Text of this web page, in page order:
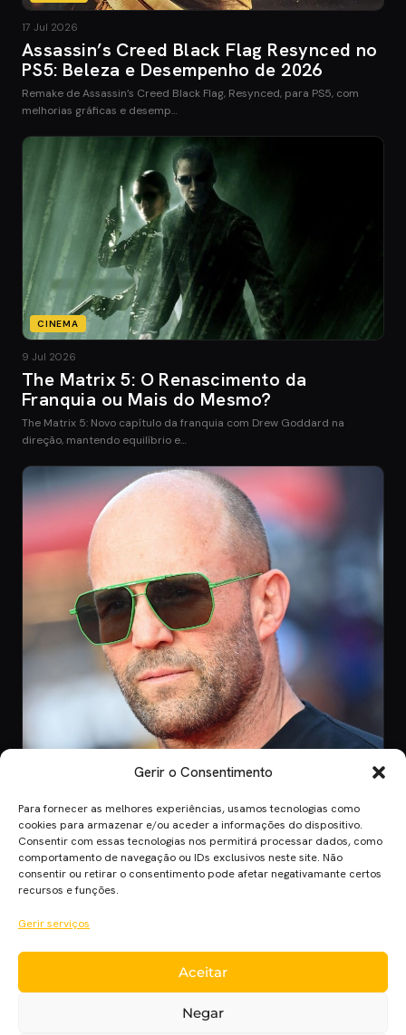
Gerir o Consentimento
Para fornecer as melhores experiências, usamos tecnologias como
cookies para armazenar e/ou aceder a informações do dispositivo.
Consentir com essas tecnologias nos permitirá processar dados, como
comportamento de navegação ou IDs exclusivos neste site. Não
consentir ou retirar o consentimento pode afetar negativamante certos
recursos e funções.
Gerir serviços
Aceitar
Negar
17 Jul 2026
Assassin’s Creed Black Flag Resynced no
PS5: Beleza e Desempenho de 2026
Remake de Assassin’s Creed Black Flag, Resynced, para PS5, com
melhorias gráficas e desemp…
CINEMA
9 Jul 2026
The Matrix 5: O Renascimento da
Franquia ou Mais do Mesmo?
The Matrix 5: Novo capítulo da franquia com Drew Goddard na
direção, mantendo equilíbrio e…
CINEMA
8 Jul 2026
Mutiny: O Novo Thriller de Ação de Jason
Statham em 2026
quando o filme chega aos cinem…